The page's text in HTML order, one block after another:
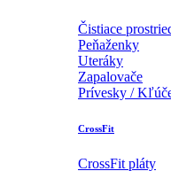
Čistiace
Peňaženky
Uteráky
Zapalovače
Prívesky /
CrossFit
CrossFit pláty